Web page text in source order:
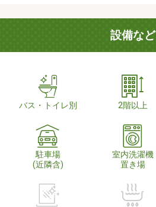
設備など
バス・トイレ別 2階以上
駐車場
(近隣含)
室内洗濯機
置き場